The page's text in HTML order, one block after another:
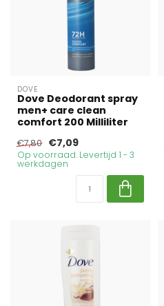
DOVE
Dove Deodorant spray
men+ care clean
comfort 200 Milliliter
€7,80 €7,09
Op voorraad. Levertijd 1 - 3
werkdagen